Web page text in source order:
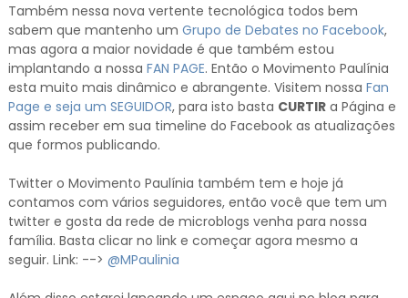
Também nessa nova vertente tecnológica todos bem
sabem que mantenho um Grupo de Debates no Facebook,
mas agora a maior novidade é que também estou
implantando a nossa FAN PAGE. Então o Movimento Paulínia
esta muito mais dinâmico e abrangente. Visitem nossa Fan
Page e seja um SEGUIDOR, para isto basta CURTIRa Página e
assim receber em sua timeline do Facebook as atualizações
que formos publicando.
Twitter o Movimento Paulínia também tem e hoje já
contamos com vários seguidores, então você que tem um
twitter e gosta da rede de microblogs venha para nossa
família. Basta clicar no link e começar agora mesmo a
seguir. Link: --> @MPaulinia